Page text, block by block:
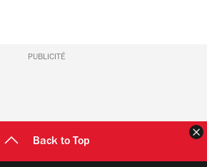
PUBLICITÉ
Back to Top